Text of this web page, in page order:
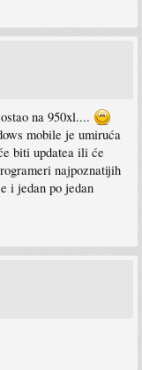
na 950xl....
mobile je umiruća
biti updatea ili će
najpoznatijih
i jedan po jedan